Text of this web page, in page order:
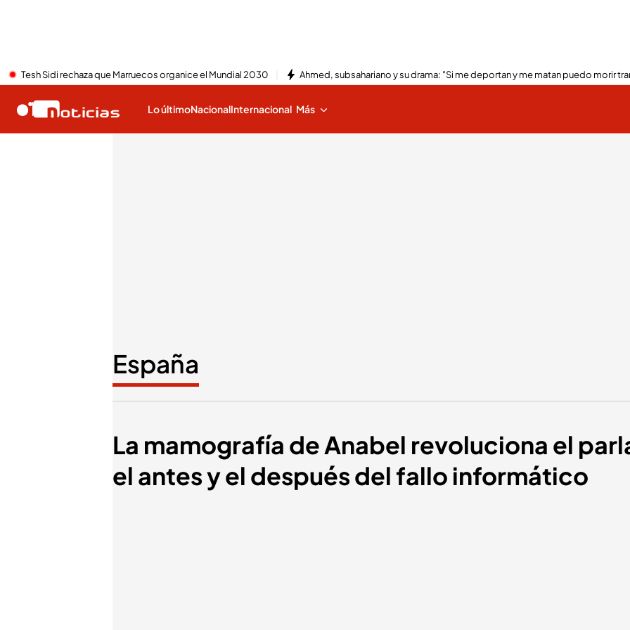
Tesh Sidi rechaza que Marruecos organice el Mundial 2030 Ahmed, subsahariano y su drama: "Si me deportan y me matan puedo morir
Lo últimoNacionalInternacional Más
España
La mamografía de Anabel revoluciona el
el antes y el después del fallo informático